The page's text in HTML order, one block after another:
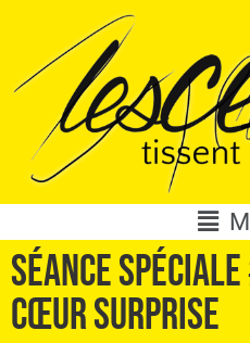
Séance spéciale
cœur surprise